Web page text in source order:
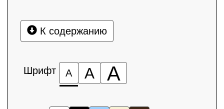
К содержанию
Шрифт А А А